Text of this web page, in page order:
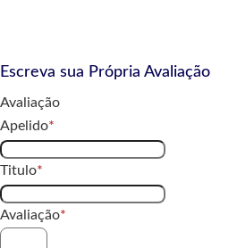
Escreva sua Própria Avaliação
Avaliação
Apelido
Titulo
Avaliação